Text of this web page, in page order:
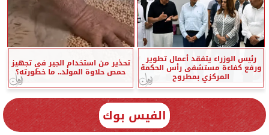
رئيس الوزراء يتفقد أعمال تطوير
ورفع كفاءة مستشفى رأس الحكمة
المركزي بمطروح
تحذير من استخدام الجير في تجهيز
حمص حلاوة المولد.. ما خطورته؟
الفيس بوك